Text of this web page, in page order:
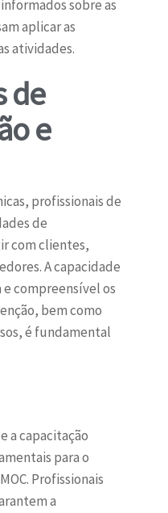
sobre as
aplicar as
atividades.
de
e
profissionais de
de
com clientes,
A capacidade
compreensível os
bem como
é fundamental
a capacitação
para o
Profissionais
a